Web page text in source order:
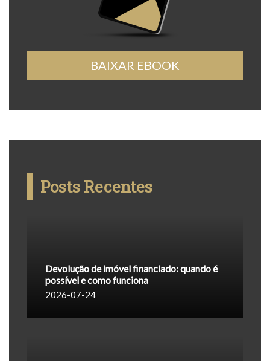
BAIXAR EBOOK
Posts Recentes
Devolução de imóvel financiado: quando é
possível e como funciona
2026-07-24